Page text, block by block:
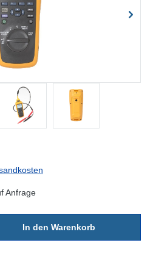
Anfrage
In den Warenkorb